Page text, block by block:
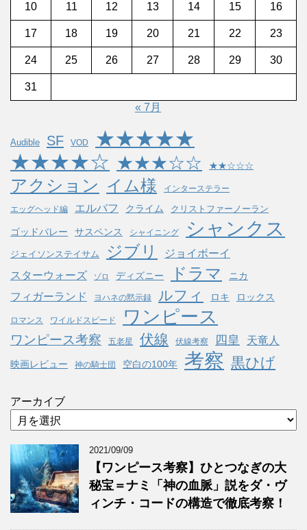
10 11 12 13 14 15 16
17 18 19 20 21 22 23
24 25 26 27 28 29 30
31
« 7月
Audible SF VOD ★★★★★
★★★★☆ ★★★☆☆ ★★☆☆☆
アクション イム様 インターステラー
エッグヘッド編 エルバフ クライム クリストファーノーラン
ゴッドバレー サスペンス シャイニング シャンクス
ジェイソンステイサム ジブリ ジョイボーイ
スターウォーズ ゾロ ディズニー ドラマ ニカ
フィガーランド ヨハネの黙示録 ルフィ ロキ ロックス
ロマンス ワイルドスピード ワンピース
ワンピース考察 五老星 伏線 伏線考察 四皇 天竜人
映画レビュー 神の騎士団 空白の100年 考察 黒ひげ
アーカイブ
2021/09/09
【ワンピース考察】ひとつなぎの大
秘宝＝ナミ「神の血脈」説をダ・ヴ
ィンチ・コードの構造で徹底考察！